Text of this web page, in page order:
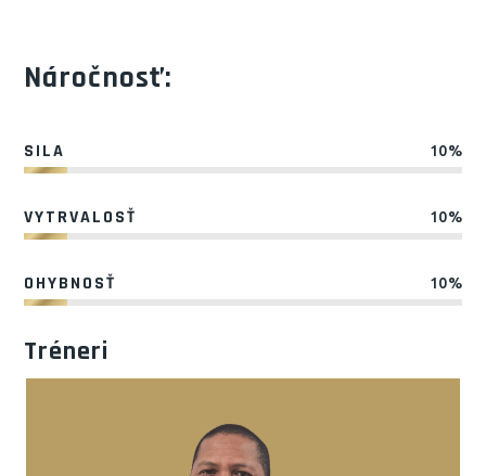
Náročnosť:
SILA 10%
VYTRVALOSŤ 10%
OHYBNOSŤ 10%
Tréneri